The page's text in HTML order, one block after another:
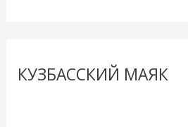
КУЗБАССКИЙ МАЯК